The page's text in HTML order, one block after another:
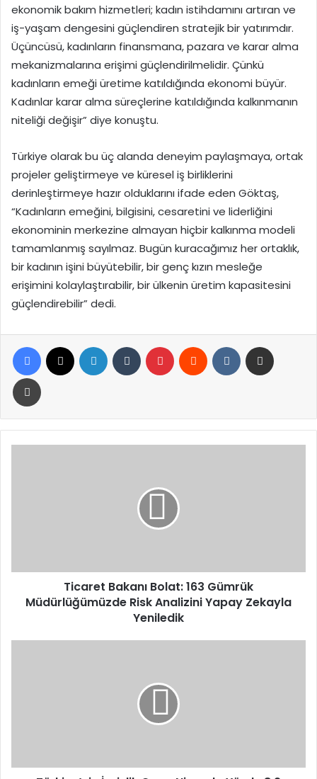
ekonomik bakım hizmetleri; kadın istihdamını artıran ve
iş-yaşam dengesini güçlendiren stratejik bir yatırımdır.
Üçüncüsü, kadınların finansmana, pazara ve karar alma
mekanizmalarına erişimi güçlendirilmelidir. Çünkü
kadınların emeği üretime katıldığında ekonomi büyür.
Kadınlar karar alma süreçlerine katıldığında kalkınmanın
niteliği değişir” diye konuştu.
Türkiye olarak bu üç alanda deneyim paylaşmaya, ortak
projeler geliştirmeye ve küresel iş birliklerini
derinleştirmeye hazır olduklarını ifade eden Göktaş,
“Kadınların emeğini, bilgisini, cesaretini ve liderliğini
ekonominin merkezine almayan hiçbir kalkınma modeli
tamamlanmış sayılmaz. Bugün kuracağımız her ortaklık,
bir kadının işini büyütebilir, bir genç kızın mesleğe
erişimini kolaylaştırabilir, bir ülkenin üretim kapasitesini
güçlendirebilir” dedi.
Facebook LinkedIn Tumblr Pinterest Reddit VKontakte
Yazdır
Yapay
Yeniledik
Ticaret Bakanı Bolat: 163 Gümrük
Müdürlüğümüzde Risk Analizini Yapay Zekayla
Yeniledik